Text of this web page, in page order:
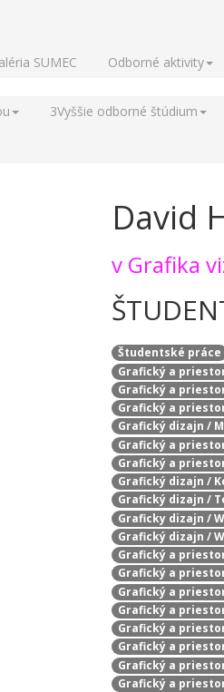
SUMEC Odborné aktivity
3Vyššie odborné štúdium
David
v Grafika
Študentské práce
Grafický a
Grafický a
Grafický a
Grafický dizajn /
Grafický a
Grafický a
Grafický dizajn /
Grafický dizajn /
Graficky dizajn /
Grafický dizajn /
Grafický a
Grafický a
Grafický a
Grafický a
Grafický a
Grafický a
Grafický a
Grafický a